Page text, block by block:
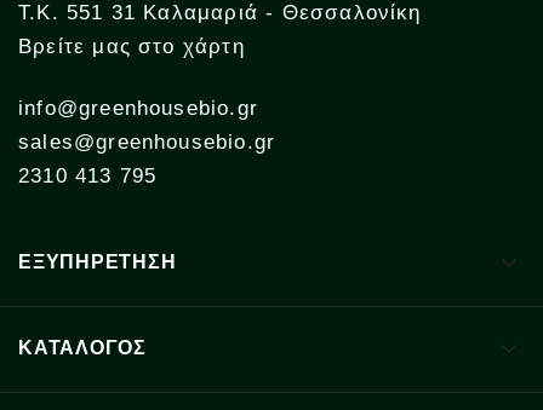
Τ.Κ. 551 31 Καλαμαριά - Θεσσαλονίκη
Βρείτε μας στο χάρτη
info@greenhousebio.gr
sales@greenhousebio.gr
2310 413 795
ΕΞΥΠΗΡΕΤΗΣΗ 
ΚΑΤΑΛΟΓΟΣ 